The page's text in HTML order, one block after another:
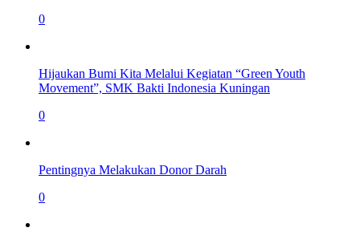
0
Hijaukan Bumi Kita Melalui Kegiatan “Green Youth
Movement”, SMK Bakti Indonesia Kuningan
0
Pentingnya Melakukan Donor Darah
0